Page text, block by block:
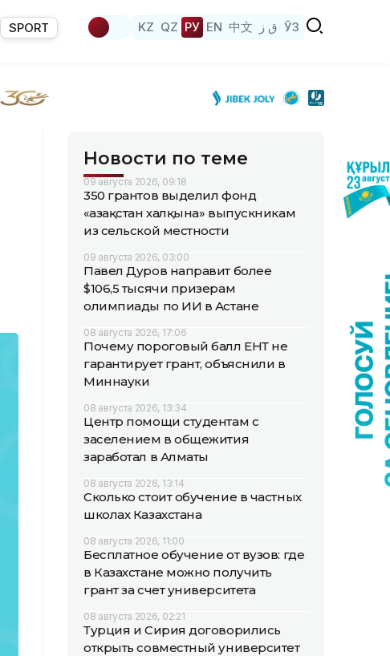
SPORT KZ QZ РУ EN 中文 ق ز ЎЗ
Новости по теме
09 августа 2026, 09:18
350 грантов выделил фонд
«Қазақстан халқына» выпускникам
из сельской местности
09 августа 2026, 03:00
Павел Дуров направит более
$106,5 тысячи призерам
олимпиады по ИИ в Астане
08 августа 2026, 17:06
Почему пороговый балл ЕНТ не
гарантирует грант, объяснили в
Миннауки
08 августа 2026, 13:34
Центр помощи студентам с
заселением в общежития
заработал в Алматы
08 августа 2026, 13:14
Сколько стоит обучение в частных
школах Казахстана
08 августа 2026, 11:00
Бесплатное обучение от вузов: где
в Казахстане можно получить
грант за счет университета
08 августа 2026, 02:21
Турция и Сирия договорились
открыть совместный университет